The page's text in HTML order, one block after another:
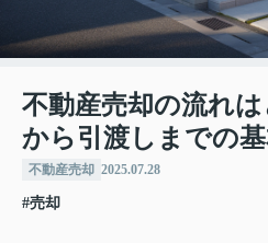
不動産売却の流れ
から引渡しまでの
不動産売却 2025.07.28
#売却